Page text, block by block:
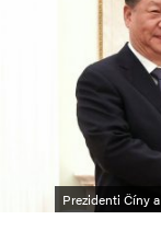
Prezidenti Číny